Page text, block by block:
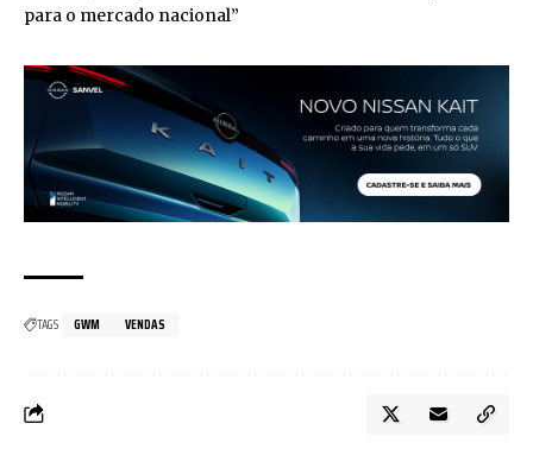
para o mercado nacional”
TAGS GWM VENDAS